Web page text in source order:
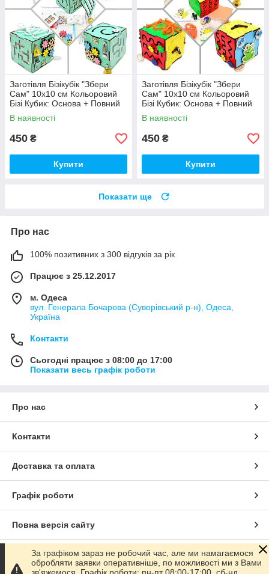
Заготівля Бізікубік "Збери
Сам" 10х10 см Кольоровий
Бізі Кубик: Основа + Повний
Комплект (в Розібраному
Виді) Кубік Бізи, Бірюза
В наявності
450 ₴
Купити
Заготівля Бізікубік "Збери
Сам" 10х10 см Кольоровий
Бізі Кубик: Основа + Повний
Комплект (в Розібраному
Виді) Кубік Бізи, Різнокол
В наявності
450 ₴
Купити
Показати ще
Про нас
100% позитивних з 300 відгуків за рік
Працює з 25.12.2017
м. Одеса
вул. Генерала Бочарова (Суворівський р-н), Одеса,
Україна
Контакти
Сьогодні працює з 08:00 до 17:00
Показати весь графік роботи
Про нас
Контакти
Доставка та оплата
Графік роботи
Повна версія сайту
Сайт створено на маркетплейсіProm.ua
За графіком зараз не робочий час, але ми намагаємося
обробляти заявки оперативніше, по можливості ми з Вами